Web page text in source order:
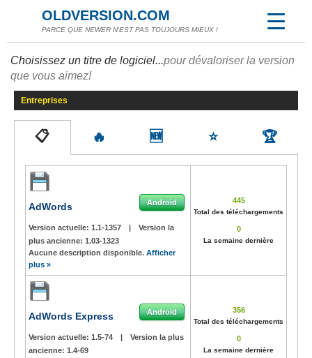
OLDVERSION.COM
PARCE QUE NEWER N'EST PAS TOUJOURS MIEUX !
Choisissez un titre de logiciel...pour dévaloriser la version
que vous aimez!
Entreprises
📋 🔥 🆕 ⭐ 🏆
AdWords Android
Version actuelle: 1.1-1357 |
Version la
plus ancienne: 1.03-1323
Aucune description disponible. Afficher
plus »
445
Total des téléchargements
0
La semaine dernière
AdWords Express Android
Version actuelle: 1.5-74 |
Version la plus
ancienne: 1.4-69
356
Total des téléchargements
0
La semaine dernière